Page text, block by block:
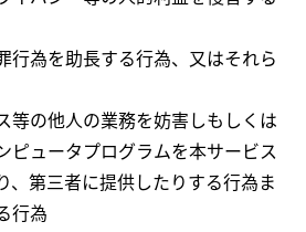
行為を助長する行為、又はそれら
等の他人の業務を妨害しもしくは
ピュータプログラムを本サービス
、第三者に提供したりする行為ま
行為